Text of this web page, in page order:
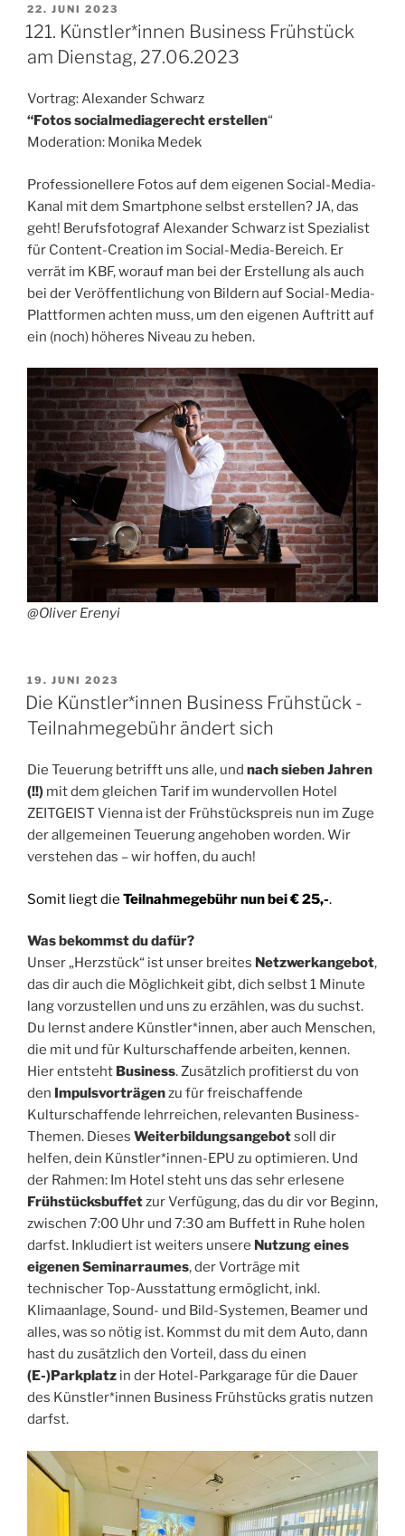
VERÖFFENTLICHT
AM
22. JUNI 2023
121. Künstler*innen Business Frühstück
am Dienstag, 27.06.2023
Vortrag: Alexander Schwarz
“Fotos socialmediagerecht erstellen“
Moderation: Monika Medek
Professionellere Fotos auf dem eigenen Social-Media-
Kanal mit dem Smartphone selbst erstellen? JA, das
geht! Berufsfotograf Alexander Schwarz ist Spezialist
für Content-Creation im Social-Media-Bereich. Er
verrät im KBF, worauf man bei der Erstellung als auch
bei der Veröffentlichung von Bildern auf Social-Media-
Plattformen achten muss, um den eigenen Auftritt auf
ein (noch) höheres Niveau zu heben.
@Oliver Erenyi
VERÖFFENTLICHT
AM
19. JUNI 2023
Die Künstler*innen Business Frühstück -
Teilnahmegebühr ändert sich
Die Teuerung betrifft uns alle, und nach sieben Jahren
(!!) mit dem gleichen Tarif im wundervollen Hotel
ZEITGEIST Vienna ist der Frühstückspreis nun im Zuge
der allgemeinen Teuerung angehoben worden. Wir
verstehen das – wir hoffen, du auch!
Somit liegt die Teilnahmegebühr nun bei € 25,-.
Was bekommst du dafür?
Unser „Herzstück“ ist unser breites Netzwerkangebot,
das dir auch die Möglichkeit gibt, dich selbst 1 Minute
lang vorzustellen und uns zu erzählen, was du suchst.
Du lernst andere Künstler*innen, aber auch Menschen,
die mit und für Kulturschaffende arbeiten, kennen.
Hier entsteht Business. Zusätzlich profitierst du von
den Impulsvorträgenzu für freischaffende
Kulturschaffende lehrreichen, relevanten Business-
Themen. Dieses Weiterbildungsangebotsoll dir
helfen, dein Künstler*innen-EPU zu optimieren. Und
der Rahmen: Im Hotel steht uns das sehr erlesene
Frühstücksbuffetzur Verfügung, das du dir vor Beginn,
zwischen 7:00 Uhr und 7:30 am Buffett in Ruhe holen
darfst. Inkludiert ist weiters unsere Nutzung eines
eigenen Seminarraumes, der Vorträge mit
technischer Top-Ausstattung ermöglicht, inkl.
Klimaanlage, Sound- und Bild-Systemen, Beamer und
alles, was so nötig ist. Kommst du mit dem Auto, dann
hast du zusätzlich den Vorteil, dass du einen
(E-)Parkplatz in der Hotel-Parkgarage für die Dauer
des Künstler*innen Business Frühstücks gratis nutzen
darfst.